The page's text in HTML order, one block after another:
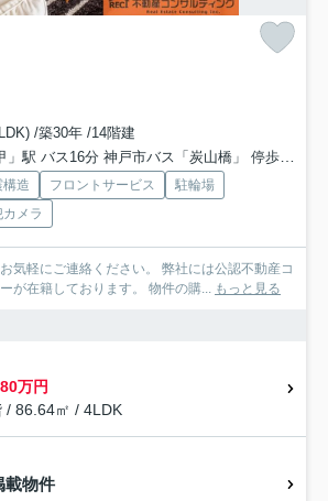
/築30年 /14階建
駅 バス16分 神戸市バス「炭山橋」 停歩5分
構造 フロントサービス
駐輪場
カメラ
絡ください。 弊社には公認不動産コ
が在籍しております。 物件の購... もっと見る
万円
/ 86.64㎡ / 4LDK
載物件